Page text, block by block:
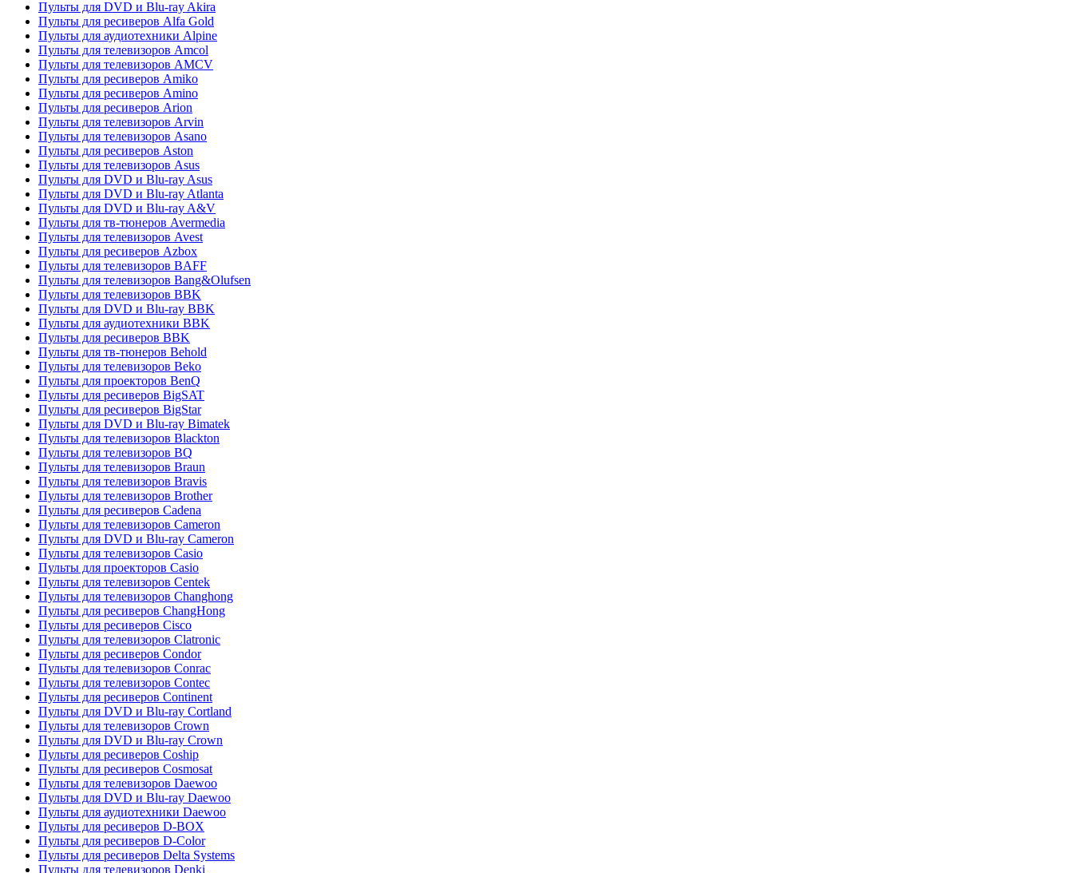
Пульты для DVD и Blu-ray Akira
Пульты для ресиверов Alfa Gold
Пульты для аудиотехники Alpine
Пульты для телевизоров Amcol
Пульты для телевизоров AMCV
Пульты для ресиверов Amiko
Пульты для ресиверов Amino
Пульты для ресиверов Arion
Пульты для телевизоров Arvin
Пульты для телевизоров Asano
Пульты для ресиверов Aston
Пульты для телевизоров Asus
Пульты для DVD и Blu-ray Asus
Пульты для DVD и Blu-ray Atlanta
Пульты для DVD и Blu-ray A&V
Пульты для тв-тюнеров Avermedia
Пульты для телевизоров Avest
Пульты для ресиверов Azbox
Пульты для телевизоров BAFF
Пульты для телевизоров Bang&Olufsen
Пульты для телевизоров BBK
Пульты для DVD и Blu-ray BBK
Пульты для аудиотехники BBK
Пульты для ресиверов BBK
Пульты для тв-тюнеров Behold
Пульты для телевизоров Beko
Пульты для проекторов BenQ
Пульты для ресиверов BigSAT
Пульты для ресиверов BigStar
Пульты для DVD и Blu-ray Bimatek
Пульты для телевизоров Blackton
Пульты для телевизоров BQ
Пульты для телевизоров Braun
Пульты для телевизоров Bravis
Пульты для телевизоров Brother
Пульты для ресиверов Cadena
Пульты для телевизоров Cameron
Пульты для DVD и Blu-ray Cameron
Пульты для телевизоров Casio
Пульты для проекторов Casio
Пульты для телевизоров Centek
Пульты для телевизоров Changhong
Пульты для ресиверов ChangHong
Пульты для ресиверов Cisco
Пульты для телевизоров Clatronic
Пульты для ресиверов Condor
Пульты для телевизоров Conrac
Пульты для телевизоров Contec
Пульты для ресиверов Continent
Пульты для DVD и Blu-ray Cortland
Пульты для телевизоров Crown
Пульты для DVD и Blu-ray Crown
Пульты для ресиверов Coship
Пульты для ресиверов Cosmosat
Пульты для телевизоров Daewoo
Пульты для DVD и Blu-ray Daewoo
Пульты для аудиотехники Daewoo
Пульты для ресиверов D-BOX
Пульты для ресиверов D-Color
Пульты для ресиверов Delta Systems
Пульты для телевизоров Denki